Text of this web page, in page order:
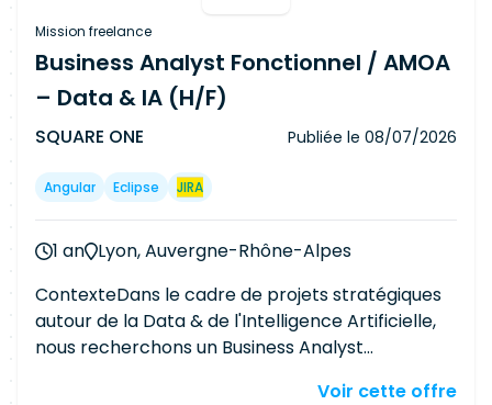
pilotage des développements, le lancement des
fonctionnalités et l'accompagnement de leur
adoption par les utilisateurs.
Mission freelance
Business Analyst Fonctionnel / AMOA
– Data & IA (H/F)
SQUARE ONE Publiée le 08/07/2026
Angular Eclipse JIRA
1 an Lyon, Auvergne-Rhône-Alpes
ContexteDans le cadre de projets stratégiques
autour de la Data & de l'Intelligence Artificielle,
nous recherchons un Business Analyst
Voir cette offre